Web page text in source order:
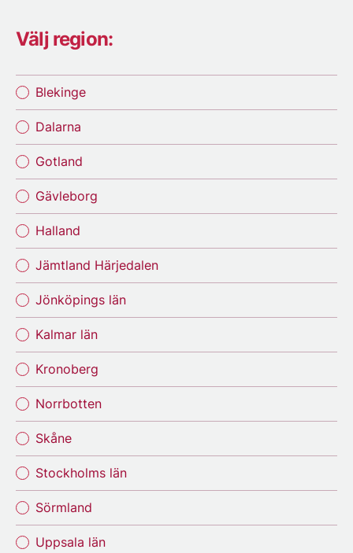
Välj region:
Blekinge
Dalarna
Gotland
Gävleborg
Halland
Jämtland Härjedalen
Jönköpings län
Kalmar län
Kronoberg
Norrbotten
Skåne
Stockholms län
Sörmland
Uppsala län